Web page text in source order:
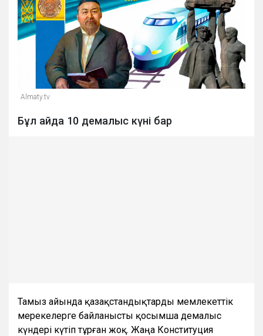
Almaty.tv
Бұл айда 10 демалыс күні бар
Тамыз айында қазақстандықтарды мемлекеттік
мерекелерге байланысты қосымша демалыс
күндері күтіп тұрған жоқ. Жаңа Конституция